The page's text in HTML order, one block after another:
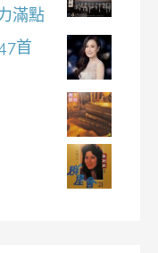
滿點
首